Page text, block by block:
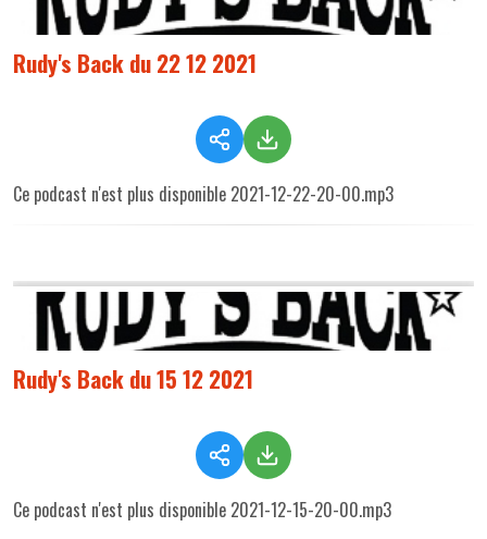
Rudy's Back du 22 12 2021
Ce podcast n'est plus disponible 2021-12-22-20-00.mp3
Rudy's Back du 15 12 2021
Ce podcast n'est plus disponible 2021-12-15-20-00.mp3